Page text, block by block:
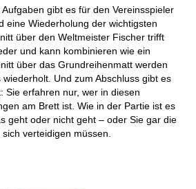
gibt es für den Vereinsspieler
eine Wiederholung der wichtigsten
über den Weltmeister Fischer trifft
und kann kombinieren wie ein
über das Grundreihenmatt werden
Und zum Abschluss gibt es
Sie erfahren nur, wer in diesen
am Brett ist. Wie in der Partie ist es
geht oder nicht geht – oder Sie gar die
verteidigen müssen.